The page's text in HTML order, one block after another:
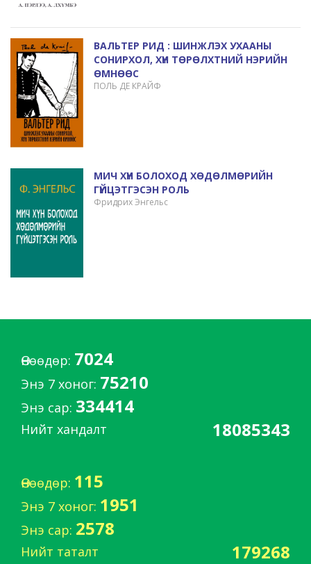
ВАЛЬТЕР РИД : ШИНЖЛЭХ УХААНЫ
СОНИРХОЛ, ХҮН ТӨРӨЛХТНИЙ НЭРИЙН
ӨМНӨӨС
ПОЛЬ ДЕ КРАЙФ
МИЧ ХҮН БОЛОХОД ХӨДӨЛМӨРИЙН
ГҮЙЦЭТГЭСЭН РОЛЬ
Фридрих Энгельс
Өнөөдөр: 7024
Энэ 7 хоног: 75210
Энэ сар: 334414
Нийт хандалт 18085343
Өнөөдөр: 115
Энэ 7 хоног: 1951
Энэ сар: 2578
Нийт таталт 179268